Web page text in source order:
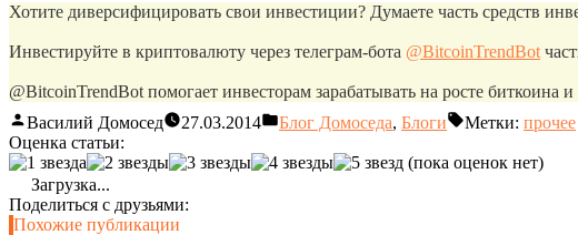
Хотите диверсифицировать свои инвестиции? Думаете часть средств
Инвестируйте в криптовалюту через телеграм-бота @BitcoinTrendBot
@BitcoinTrendBot помогает инвесторам зарабатывать на росте биткоина
Василий Домосед
27.03.2014 Блог Домоседа, Блоги Метки: прочее
Оценка статьи:
(пока оценок нет)
Загрузка...
Поделиться с друзьями:
Похожие публикации